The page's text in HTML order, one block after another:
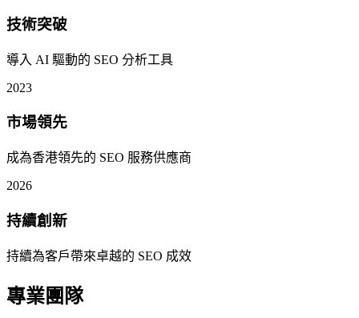
技術突破
導入 AI 驅動的 SEO 分析工具
2023
市場領先
成為香港領先的 SEO 服務供應商
2026
持續創新
持續為客戶帶來卓越的 SEO 成效
專業團隊